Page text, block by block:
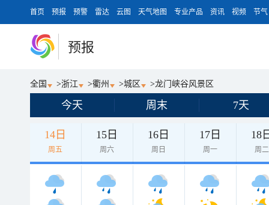
首页 预报 预警 雷达 云图 天气地图 专业产品 资讯 视频 节气
预报
全国 >浙江 >衢州 >城区 >龙门峡谷风景区
今天 周末 7天
14日
周五
15日
周六
16日
周日
17日
周一
18
周二